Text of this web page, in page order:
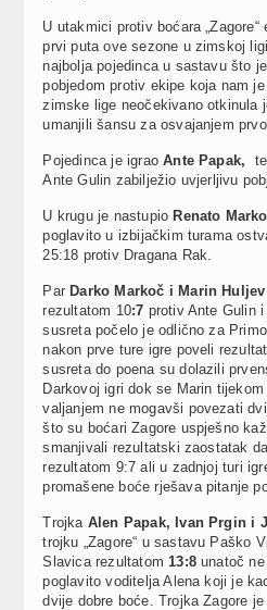
U utakmici protiv boćara „Zagore“
prvi puta ove sezone u zimskoj
najbolja pojedinca u sastavu što
pobjedom protiv ekipe koja nam
zimske lige neočekivano otkinula
umanjili šansu za osvajanjem
Pojedinca je igraoAnte Papak,
Ante Gulin zabilježio uvjerljivu
U krugu je nastupio Renato
poglavito u izbijačkim turama
25:18 protiv Dragana Rak.
Par Darko Markoč i Marin Huljev
rezultatom 10:7 protiv Ante Gulin
susreta počelo je odlično za
nakon prve ture igre poveli
susreta do poena su dolazili
Darkovoj igri dok se Marin
valjanjem ne mogavši povezati
što su boćari Zagore uspješno
smanjivali rezultatski zaostatak
rezultatom 9:7 ali u zadnjoj turi
promašene boće rješava pitanje
Trojka Alen Papak, Ivan Prgin i
trojku „Zagore“ u sastavu Paško
Slavica rezultatom 13:8unatoč
poglavito voditelja Alena koji je
dvije dobre boće. Trojka Zagore